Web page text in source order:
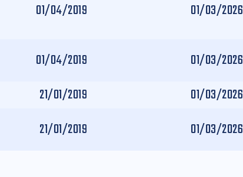
01/04/2019 01/03/2026
01/04/2019 01/03/2026
21/01/2019 01/03/2026
21/01/2019 01/03/2026